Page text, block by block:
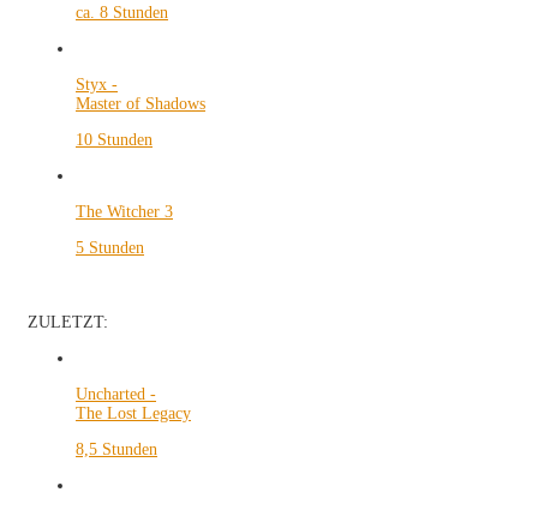
ca. 8 Stunden
Styx -
Master of Shadows
10 Stunden
The Witcher 3
5 Stunden
ZULETZT:
Uncharted -
The Lost Legacy
8,5 Stunden